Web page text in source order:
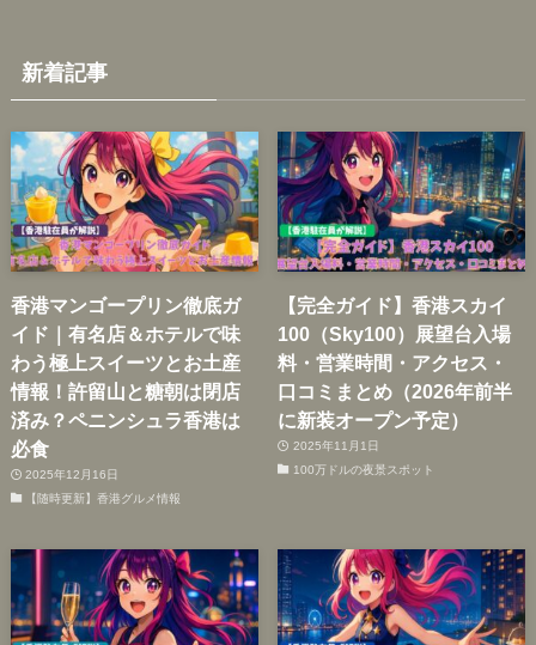
新着記事
香港マンゴープリン徹底ガ
イド｜有名店＆ホテルで味
わう極上スイーツとお土産
情報！許留山と糖朝は閉店
済み？ペニンシュラ香港は
必食
2025年12月16日
【随時更新】香港グルメ情報
【完全ガイド】香港スカイ
100（Sky100）展望台入場
料・営業時間・アクセス・
口コミまとめ（2026年前半
に新装オープン予定）
2025年11月1日
100万ドルの夜景スポット